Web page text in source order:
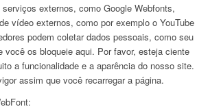
externos, como Google Webfonts,
vídeo externos, como por exemplo o YouTube
podem coletar dados pessoais, como seu
você os bloqueie aqui. Por favor, esteja ciente
a funcionalidade e a aparência do nosso site.
assim que você recarregar a página.